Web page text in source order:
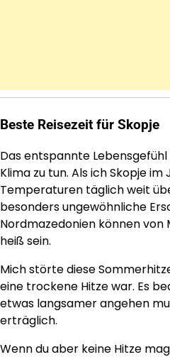
Beste Reisezeit für Skopje
Das entspannte
Klima zu tun. Als ich Skopje
Temperaturen täglich weit
besonders ungewöhnliche
Nordmazedonien können
heiß sein.
Mich störte diese
eine trockene Hitze war. Es
etwas langsamer angehen
erträglich.
Wenn du aber keine Hitze